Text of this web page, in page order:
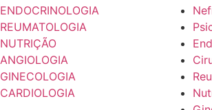
ENDOCRINOLOGIA
REUMATOLOGIA
NUTRIÇÃO
ANGIOLOGIA
GINECOLOGIA
CARDIOLOGIA